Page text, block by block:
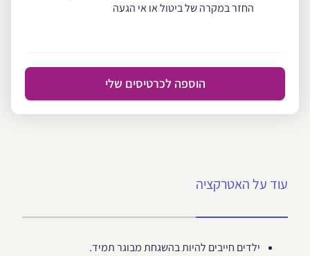
החזר במקרה של ביטול או אי הגעה
הוספה לכרטיסים שלי
עוד על האטרקציה
ילדים חייבים להיות בהשגחת מבוגר תמיד.